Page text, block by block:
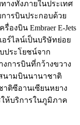
างทั้งภายในประเทศ
การบินประกอบด้วย
องบิน Embraer E-Jets
อร์ไลน์เป็นบริษัทย่อย
ประโยชน์จาก
การบินที่กว้างขวาง
นามบินนานาชาติ
ติซีอานเซียนหยาง
ห้บริการในภูมิภาค